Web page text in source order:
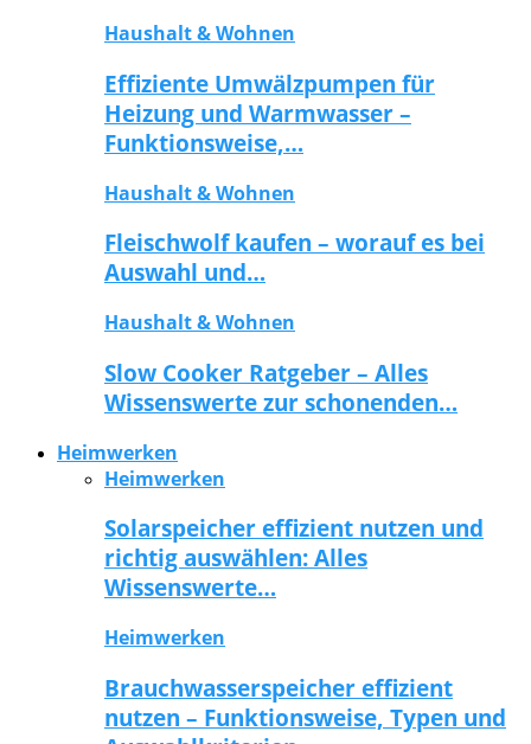
Haushalt & Wohnen
Effiziente Umwälzpumpen für
Heizung und Warmwasser –
Funktionsweise,…
Haushalt & Wohnen
Fleischwolf kaufen – worauf es bei
Auswahl und…
Haushalt & Wohnen
Slow Cooker Ratgeber – Alles
Wissenswerte zur schonenden…
Heimwerken
Heimwerken
Solarspeicher effizient nutzen und
richtig auswählen: Alles
Wissenswerte…
Heimwerken
Brauchwasserspeicher effizient
nutzen – Funktionsweise, Typen und